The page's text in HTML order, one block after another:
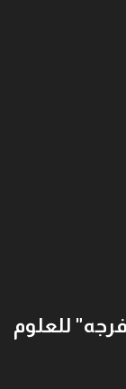
للعلوم